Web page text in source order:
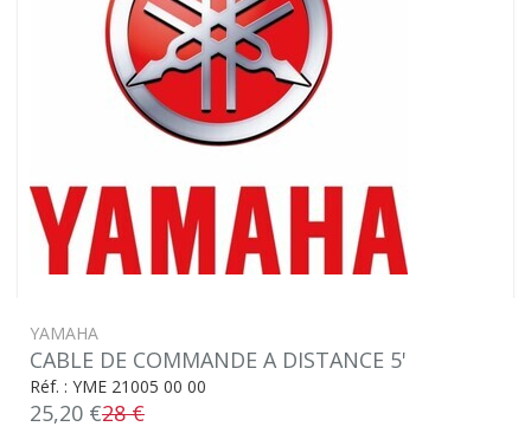
YAMAHA
CABLE DE COMMANDE A DISTANCE 5'
Réf. : YME 21005 00 00
25,20 €28 €